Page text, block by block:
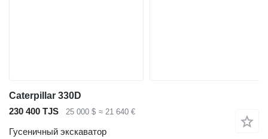
Caterpillar 330D
230 400 TJS
25 000 $ ≈ 21 640 €
Гусеничный экскаватор